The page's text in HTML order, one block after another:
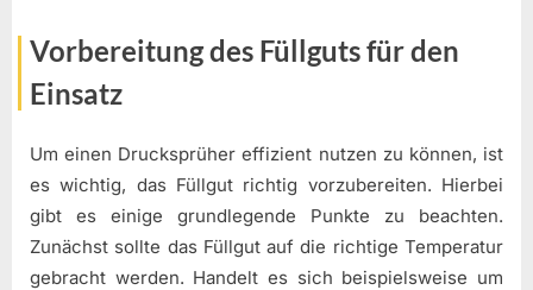
Vorbereitung des Füllguts für den
Einsatz
Um einen Drucksprüher effizient nutzen zu können, ist
es wichtig, das Füllgut richtig vorzubereiten. Hierbei
gibt es einige grundlegende Punkte zu beachten.
Zunächst sollte das Füllgut auf die richtige Temperatur
gebracht werden. Handelt es sich beispielsweise um